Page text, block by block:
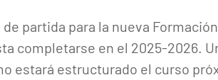
partida para la nueva
completarse en el 2025-2026.
estará estructurado el curso